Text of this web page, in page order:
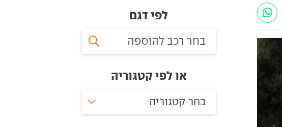
לפי דגם
או לפי קטגוריה
בחר קטגוריה